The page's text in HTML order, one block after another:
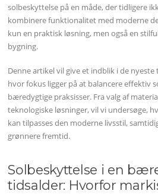
solbeskyttelse på en måde, der tidligere
kombinere funktionalitet med moderne
kun en praktisk løsning, men også en
bygning.
Denne artikel vil give et indblik i de
hvor fokus ligger på at balancere effektiv
bæredygtige praksisser. Fra valg af
teknologiske løsninger, vil vi undersøge,
kan tilpasses den moderne livsstil,
grønnere fremtid.
Solbeskyttelse i en
tidsalder: Hvorfor